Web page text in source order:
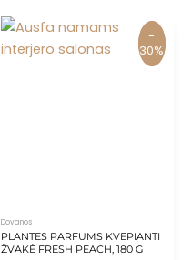
-
30%
-
30%
Dovanos
PLANTES PARFUMS KVEPIANTI
ŽVAKĖ FRESH PEACH, 180 G